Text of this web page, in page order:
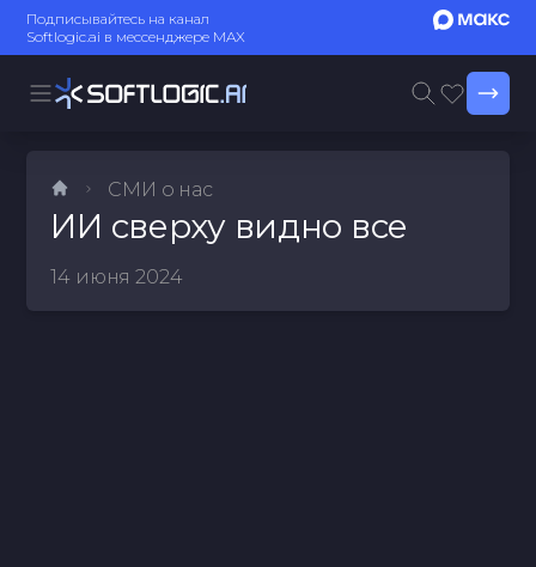
Подписывайтесь на канал
Softlogic.ai в мессенджере MAX
СМИ о нас
ИИ сверху видно все
14 июня 2024